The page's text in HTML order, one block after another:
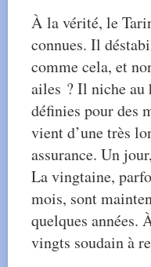
À la vérité, le
connues. Il
comme cela, et
ailes ? Il niche au
définies pour des
vient d’une très
assurance. Un
La vingtaine,
mois, sont
quelques
vingts soudain à